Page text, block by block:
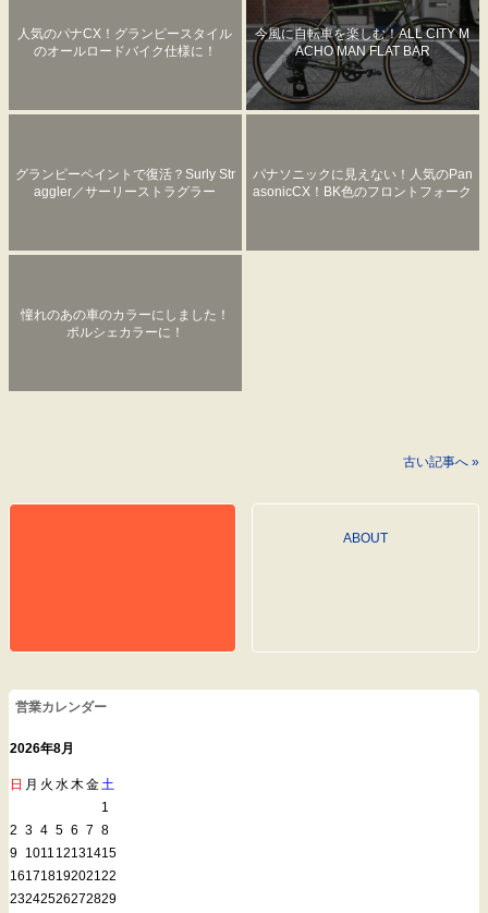
人気のパナCX！グランピースタイル
のオールロードバイク仕様に！
今風に自転車を楽しむ！ALL CITY M
ACHO MAN FLAT BAR
グランピーペイントで復活？Surly Str
aggler／サーリーストラグラー
パナソニックに見えない！人気のPan
asonicCX！BK色のフロントフォーク
憧れのあの車のカラーにしました！
ポルシェカラーに！
古い記事へ »
ABOUT
営業カレンダー
2026年8月
日 月 火 水木金土
1
2 3 4 5 6 7 8
9 1011 12131415
16171819202122
23242526272829